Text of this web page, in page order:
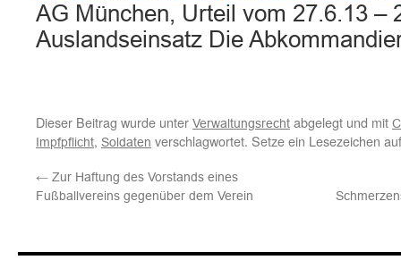
AG München, Urteil vom 27.6.13 –
Auslandseinsatz Die
Dieser Beitrag wurde unter Verwaltungsrecht abgelegt und mit
Impfpflicht, Soldaten verschlagwortet. Setze ein Lesezeichen
← Zur Haftung des Vorstands eines
Fußballvereins gegenüber dem Verein